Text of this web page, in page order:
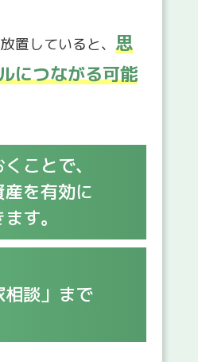
置していると、 思
につながる可能
ことで、
産を有効に
す。
相談」まで